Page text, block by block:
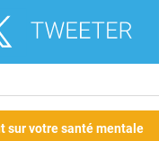
sur votre santé mentale